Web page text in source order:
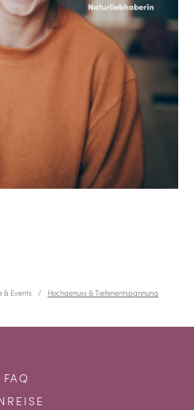
& Events Hochgenuss & Tiefenentspannung
FAQ